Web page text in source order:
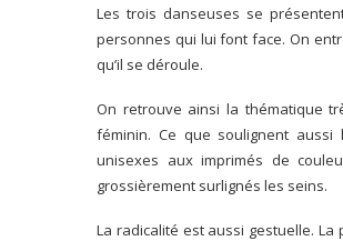
Les trois danseuses se
personnes qui lui font face. On
qu’il se déroule.
On retrouve ainsi la thématique
féminin. Ce que soulignent aussi
unisexes aux imprimés de
grossièrement surlignés les seins.
La radicalité est aussi gestuelle.